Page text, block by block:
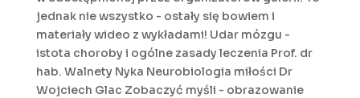
jednak nie wszystko - ostały się bowiem i
materiały wideo z wykładami! Udar mózgu -
istota choroby i ogólne zasady leczenia Prof. dr
hab. Walnety Nyka Neurobiologia miłości Dr
Wojciech Glac Zobaczyć myśli - obrazowanie